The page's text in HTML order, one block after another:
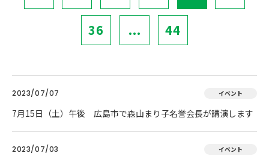
36 ... 44
2023/07/07 イベント
7月15日（土）午後 広島市で森山まり子名誉会長が講演します
2023/07/03 イベント